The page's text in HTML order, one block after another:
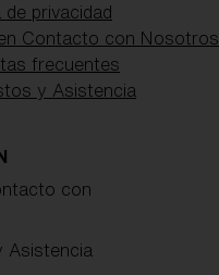
de privacidad
Contacto con Nosotros
frecuentes
y Asistencia
con
Asistencia